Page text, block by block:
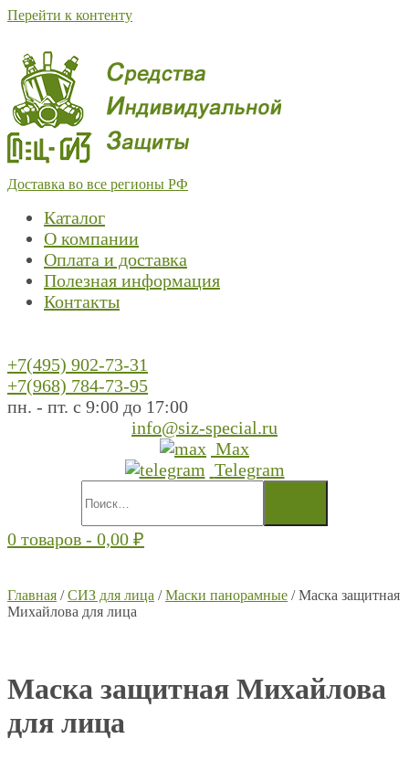
Перейти к контенту
Доставка во все регионы РФ
Каталог
О компании
Оплата и доставка
Полезная информация
Контакты
+7(495) 902-73-31
+7(968) 784-73-95
пн. - пт. с 9:00 до 17:00
info@siz-special.ru
Max
Telegram
0 товаров - 0,00 ₽
Главная /СИЗ для лица /Маски панорамные / Маска защитная
Михайлова для лица
Маска защитная Михайлова
для лица